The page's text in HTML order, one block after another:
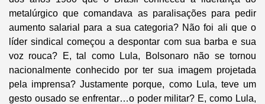
metalúrgico que comandava as paralisações para pedir
aumento salarial para a sua categoria? Não foi ali que o
líder sindical começou a despontar com sua barba e sua
voz rouca? E, tal como Lula, Bolsonaro não se tornou
nacionalmente conhecido por ter sua imagem projetada
pela imprensa? Justamente porque, como Lula, teve um
gesto ousado se enfrentar…o poder militar? E, como Lula,